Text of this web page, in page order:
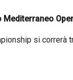
Mediterraneo
si correrà